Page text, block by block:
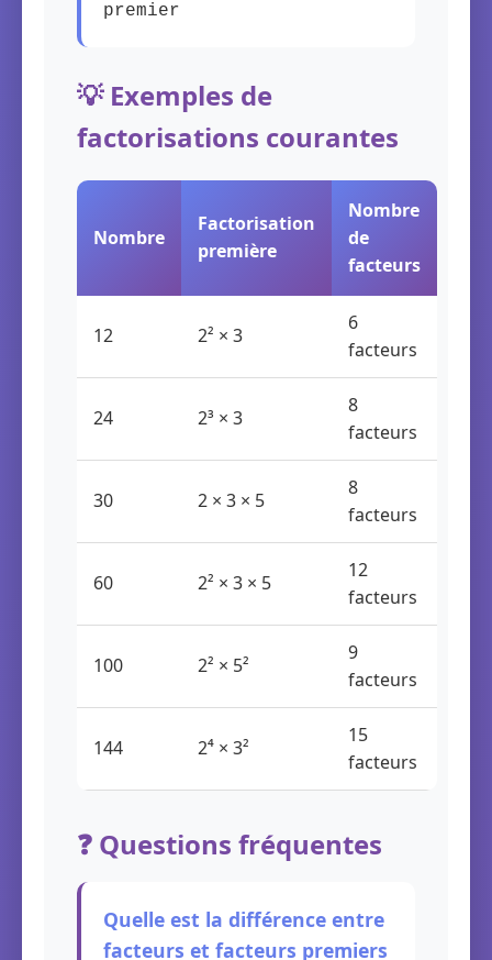
premier
💡 Exemples de
factorisations courantes
Nombre
Factorisation
première
Nombre
de
facteurs
12 2² × 3
6
facteurs
24 2³ × 3
8
facteurs
30 2 × 3 × 5
8
facteurs
60 2² × 3 × 5
12
facteurs
100 2² × 5²
9
facteurs
144 2⁴ × 3²
15
facteurs
❓ Questions fréquentes
Quelle est la différence entre
facteurs et facteurs premiers